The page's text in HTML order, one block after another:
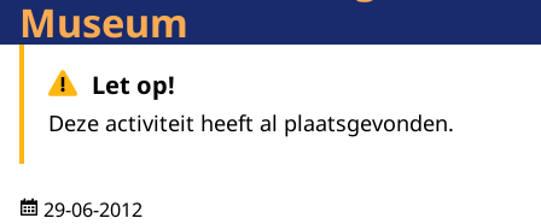
Museum
Let op!
Deze activiteit heeft al plaatsgevonden.
29-06-2012